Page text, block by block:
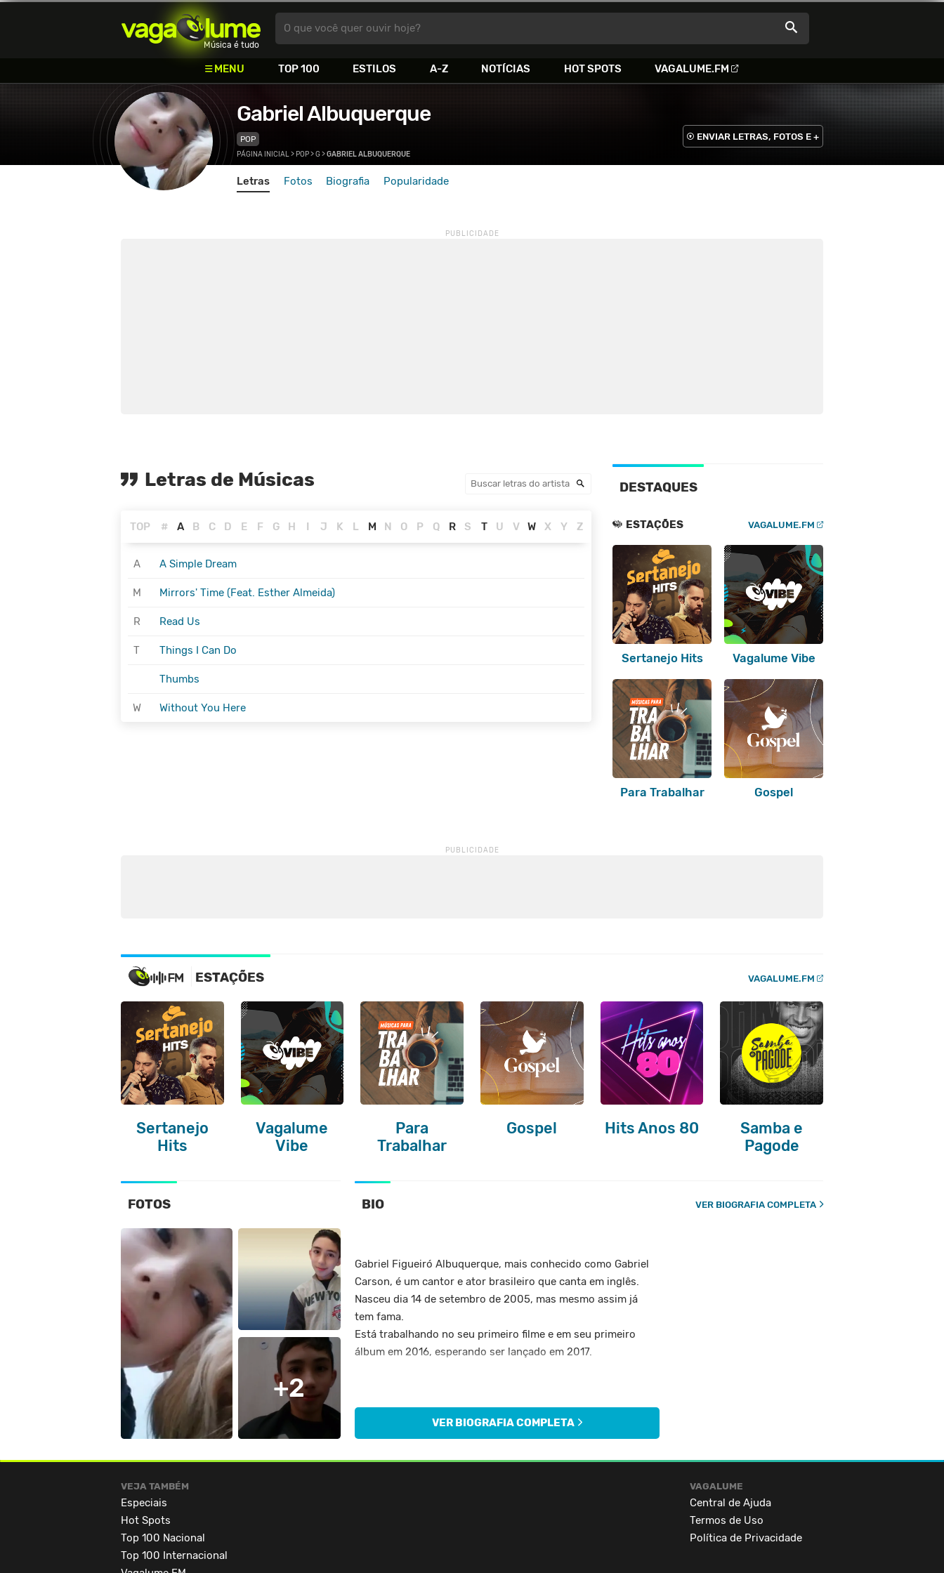
Vagalume
Música é tudo
MENU TOP 100 ESTILOS A-Z NOTÍCIAS HOT SPOTS VAGALUME.FM
O que você quer ouvir hoje?
Gabriel Albuquerque
POP ENVIAR LETRAS, FOTOS E +
Letras Fotos Biografia Popularidade
PÁGINA INICIAL> POP>G>GABRIEL ALBUQUERQUE
Letras de Músicas
TOP # A B C D E F G H I J K L M N O P Q R S T U V W X Y Z
A A Simple Dream
M Mirrors' Time (Feat. Esther Almeida)
R Read Us
T Things I Can Do
Thumbs
W Without You Here
DESTAQUES
ESTAÇÕES VAGALUME.FM
Sertanejo Hits Vagalume Vibe
Para Trabalhar Gospel
ESTAÇÕES VAGALUME.FM
Sertanejo
Hits
Vagalume
Vibe
Para
Trabalhar
Gospel Hits Anos 80
Samba e
Pagode
FOTOS
+2
BIO VER BIOGRAFIA COMPLETA
Gabriel Figueiró Albuquerque, mais conhecido como Gabriel
Carson, é um cantor e ator brasileiro que canta em inglês.
Nasceu dia 14 de setembro de 2005, mas mesmo assim já
tem fama.
Está trabalhando no seu primeiro filme e em seu primeiro
álbum em 2016, esperando ser lançado em 2017.
sobrenome artístico, por ser um fã e farão o mesmo filme em
2017, "Descendentes: O Destino dos Irmãos". Gabriel tem 2
irmãos, que também participaram do filme.
VER BIOGRAFIA COMPLETA
VEJA TAMBÉM
Especiais
Hot Spots
Top 100 Nacional
Top 100 Internacional
VAGALUME
Central de Ajuda
Termos de Uso
Política de Privacidade